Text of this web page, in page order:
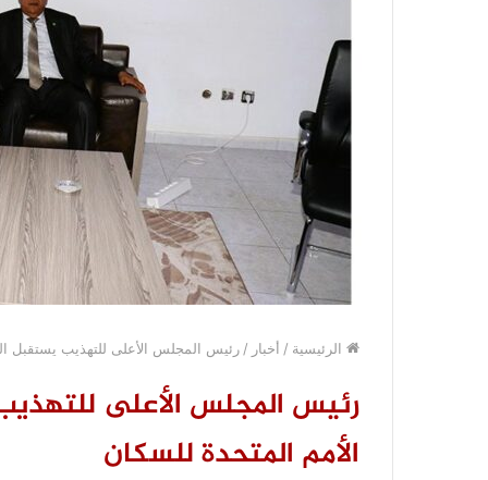
الرئيسية / أخبار / رئيس المجلس الأعلى للتهذيب يستقبل
رئيس المجلس الأعلى
الأمم المتحدة للسكان